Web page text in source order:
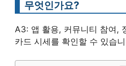
무엇인가요?
A3: 앱 활용, 커뮤니티 참여,
카드 시세를 확인할 수 있습